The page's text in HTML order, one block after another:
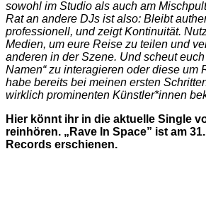
sowohl im Studio als auch am
Rat an andere DJs ist also: Bleibt
professionell, und zeigt Kontinuität.
Medien, um eure Reise zu teilen und
anderen in der Szene. Und scheut
Namen“ zu interagieren oder diese um
habe bereits bei meinen ersten
wirklich prominenten Künstler*innen
Hier könnt ihr in die aktuelle Single
reinhören. „Rave In Space” ist am
Records erschienen.